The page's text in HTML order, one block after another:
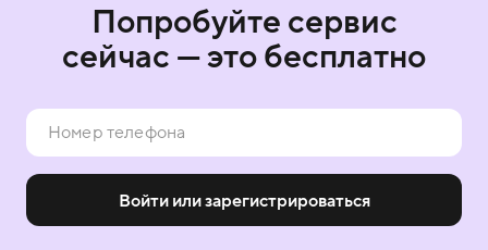
Попробуйте сервис
сейчас — это бесплатно
Войти или зарегистрироваться